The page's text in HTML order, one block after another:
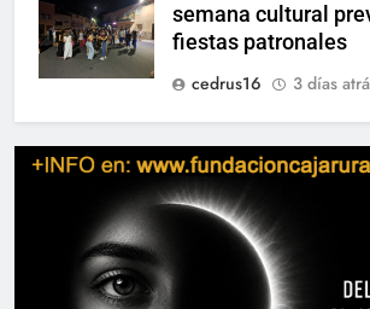
semana cultural
fiestas patronales
cedrus16
3 días